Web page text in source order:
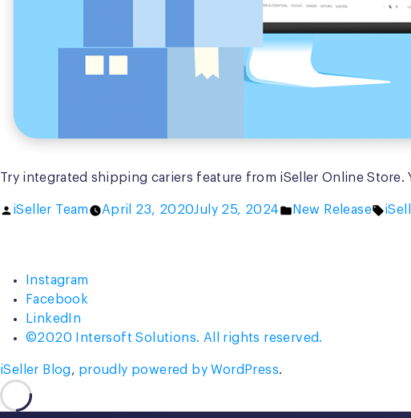
Try integrated shipping cariers feature from iSeller Online Store.
Posted
iSeller Team April 23, 2020July 25, 2024
Posted
New Release
Instagram
Facebook
LinkedIn
©2020 Intersoft Solutions. All rights reserved.
iSeller Blog, proudly powered by WordPress.